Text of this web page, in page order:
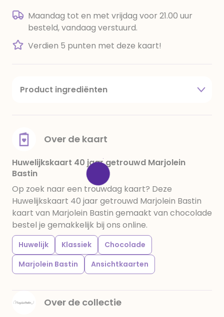
Maandag tot en met vrijdag voor 21.00 uur
besteld, vandaag verstuurd.
Verdien 5 punten met deze kaart!
Product ingrediënten
amandelen,cacaomassa, emulgator (sojalecithine),
voedingszuur: citroenzuur E 330, verdikkingsmiddel
E415, water, bevochtigingsmiddel E422, emulgator:
E433, kleurstoffen: E102, E110, E122: kan de activiteit en
concentratie van kinderen negatief beïnvloeden,
E133, E151. Chocolade bevat ten minste 34%
cacaobestanddelen. Kan sporen van gluten
bevatten. Koel en droog bewaren.
Over de kaart
Huwelijkskaart 40 jaar getrouwd Marjolein
Bastin
Op zoek naar een trouwdag kaart? Deze
Huwelijkskaart 40 jaar getrouwd Marjolein Bastin
kaart van Marjolein Bastin gemaakt van chocolade
bestel je gemakkelijk bij ons online.
Huwelijk Klassiek
Chocolade
Marjolein Bastin
Ansichtkaarten
Over de collectie